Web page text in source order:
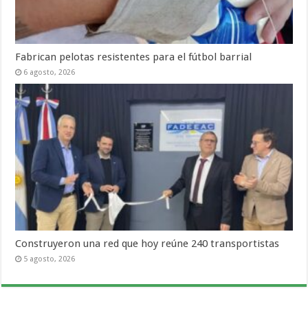
Fabrican pelotas resistentes para el fútbol barrial
6 agosto, 2026
Construyeron una red que hoy reúne 240 transportistas
5 agosto, 2026